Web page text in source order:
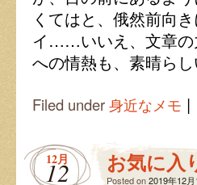
くてはと、俄然前向
イ……いいえ、文章の
への情熱も、素晴らし
Filed under身近なメモ |
12月
12 お気に入
Posted on2019年12月